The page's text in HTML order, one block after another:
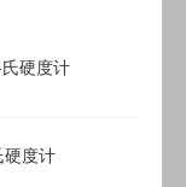
硬度计
度计